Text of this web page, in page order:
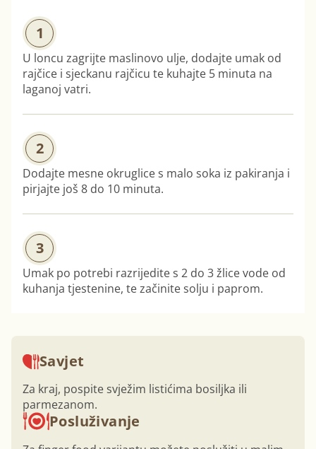
1
U loncu zagrijte maslinovo ulje, dodajte umak od
rajčice i sjeckanu rajčicu te kuhajte 5 minuta na
laganoj vatri.
2
Dodajte mesne okruglice s malo soka iz pakiranja i
pirjajte još 8 do 10 minuta.
3
Umak po potrebi razrijedite s 2 do 3 žlice vode od
kuhanja tjestenine, te začinite solju i paprom.
Savjet
Za kraj, pospite svježim listićima bosiljka ili
parmezanom.
Posluživanje